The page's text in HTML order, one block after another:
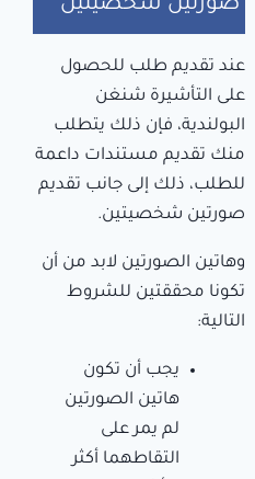
صورتين شخصيتين
عند تقديم طلب للحصول
على التأشيرة شنغن
البولندية، فإن ذلك يتطلب
منك تقديم مستندات داعمة
للطلب، ذلك إلى جانب تقديم
صورتين شخصيتين.
وهاتين الصورتين لابد من أن
تكونا محققتين للشروط
التالية:
يجب أن تكون
هاتين الصورتين
لم يمر على
التقاطهما أكثر